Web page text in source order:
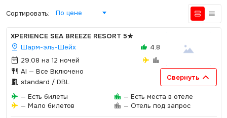
Сортировать: По цене
XPERIENCE SEA BREEZE RESORT 5★
Шарм-эль-Шейх
29.08 на 12 ночей
AI — Все Включено
4.8
standard / DBL
Свернуть
— Есть билеты
— Мало билетов
— Есть места в отеле
— Отель под запрос